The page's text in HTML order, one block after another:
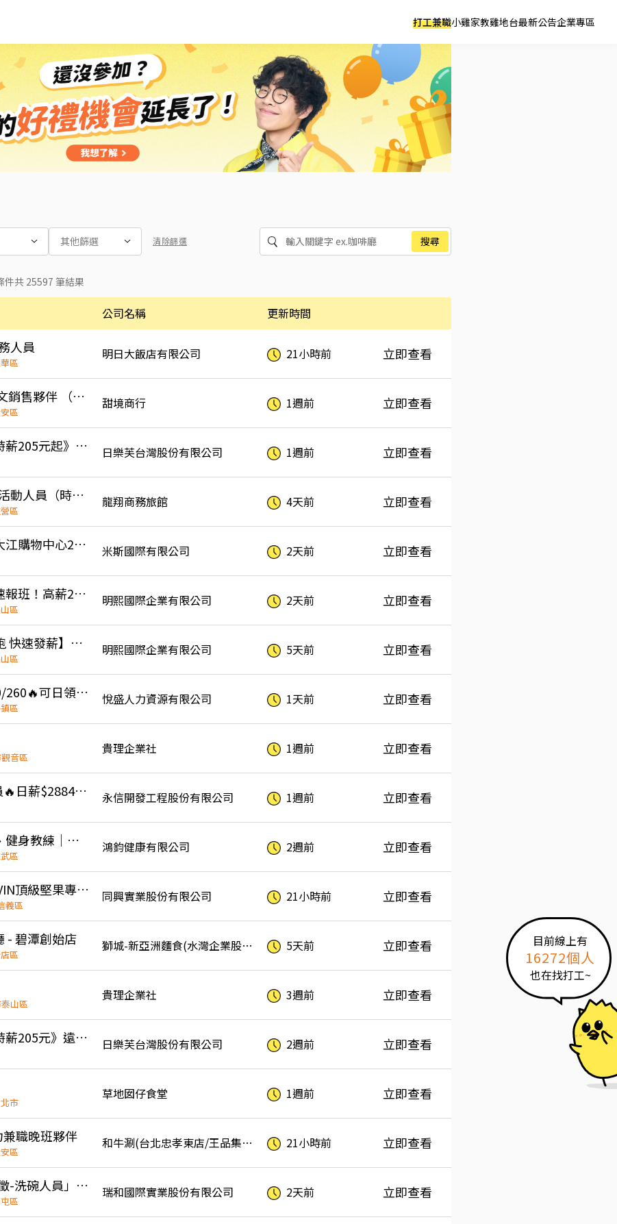
打工兼職小雞家教雞地台最新公告企業專區
其他篩選
件共25597 筆結果
公司名稱 更新時間
人員
區
明日大飯店有限公司 21小時前 立即查看
甜境職人甜品 日文銷售夥伴 （外語津貼+高獎金💰）
區
甜境商行 1週前 立即查看
鬍子爺爺泡芙《時薪205元起》中壢大江店 晚班工讀生 beard papa's 日樂芙台灣股份有限公司 1週前 立即查看
🎀飯店迎賓接待/活動人員（時薪300-500含獎金)另徵飯店優質清潔房務
區
龍翔商務旅館 4天前 立即查看
FM SHOES 中壢大江購物中心2F鞋子PT人員(9月/14開始上班) 米斯國際有限公司 2天前 立即查看
暑期超搶手🚨快速報班！高薪260🔥日領現賺💸多時段任選！
區
明熙國際企業有限公司 2天前 立即查看
💰【88節檔期開跑 快速發薪】高時薪＋龜山多班別⭐日領2000~3000
區
明熙國際企業有限公司 5天前 立即查看
🔥平鎮高時薪220/260🔥可日領、週領‼️固定班別免輪班‼️週休二日💯錄取率高✨
區
悅盛人力資源有限公司 1天前 立即查看
音區
貴理企業社 1週前 立即查看
✈️機場晚班作業員🔥日薪$2884 無經驗/暑期打工 可 永信開發工程股份有限公司 1週前 立即查看
徵器械皮拉提斯、健身教練｜無經驗可培訓｜完整教育訓練體系
區
鴻鈞健康有限公司 2週前 立即查看
🔥高額獎金🔥LOVIN頂級堅果專櫃銷售員
義區
同興實業股份有限公司 21小時前 立即查看
- 碧潭創始店
區
獅城-新亞洲麵食(水灣企業股份有限公司) 5天前 立即查看
山區
貴理企業社 3週前 立即查看
鬍子爺爺泡芙《時薪205元》遠東百貨竹北店 早班工讀生 beard papa's 日樂芙台灣股份有限公司 2週前 立即查看
市
草地囡仔食堂 1週前 立即查看
職晚班夥伴
區
和牛涮(台北忠孝東店/王品集團) 21小時前 立即查看
❗️🍣台中鮨旬「誠徵-洗碗人員」可長期配合者為優先考量。（週日、週一店休）
區
瑞和國際實業股份有限公司 2天前 立即查看
目前線上有
16272個人
也在找打工~